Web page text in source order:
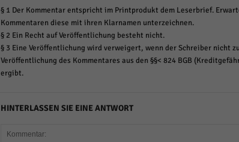
§ 1 Der Kommentar entspricht im Printprodukt dem Leserbrief.
Kommentaren diese mit ihren Klarnamen unterzeichnen.
§ 2 Ein Recht auf Veröffentlichung besteht nicht.
§ 3 Eine Veröffentlichung wird verweigert, wenn der Schreiber nicht
Veröffentlichung des Kommentares aus den §§< 824 BGB
ergibt.
HINTERLASSEN SIE EINE ANTWORT